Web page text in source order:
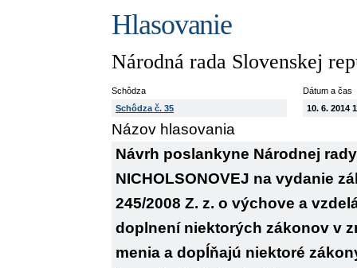
Hlasovanie
Národná rada Slovenskej
Schôdza
Schôdza č. 35
Dátum a čas
10. 6. 2014
Názov hlasovania
Návrh poslankyne Národnej
NICHOLSONOVEJ na vydanie
245/2008 Z. z. o výchove a
doplnení niektorých zákonov v
menia a dopĺňajú niektoré